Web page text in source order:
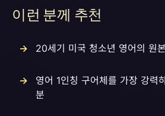
이런 분께 추천
20세기 미국 청소년 영어의 원
영어 1인칭 구어체를 가장 강력
분